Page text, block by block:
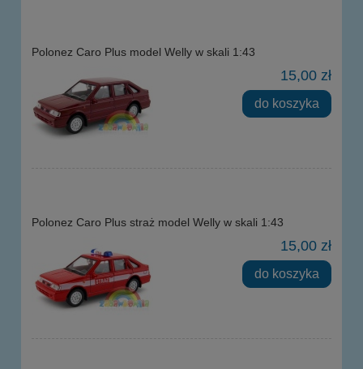
Polonez Caro Plus model Welly w skali 1:43
15,00 zł
do koszyka
Polonez Caro Plus straż model Welly w skali 1:43
15,00 zł
do koszyka